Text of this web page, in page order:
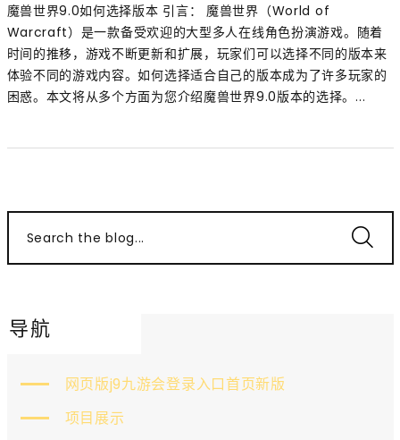
魔兽世界9.0如何选择版本 引言： 魔兽世界（World of
Warcraft）是一款备受欢迎的大型多人在线角色扮演游戏。随着
时间的推移，游戏不断更新和扩展，玩家们可以选择不同的版本来
体验不同的游戏内容。如何选择适合自己的版本成为了许多玩家的
困惑。本文将从多个方面为您介绍魔兽世界9.0版本的选择。...
Search the blog...
导航
网页版j9九游会登录入口首页新版
项目展示